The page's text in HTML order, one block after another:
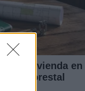
tu vivienda en
forestal